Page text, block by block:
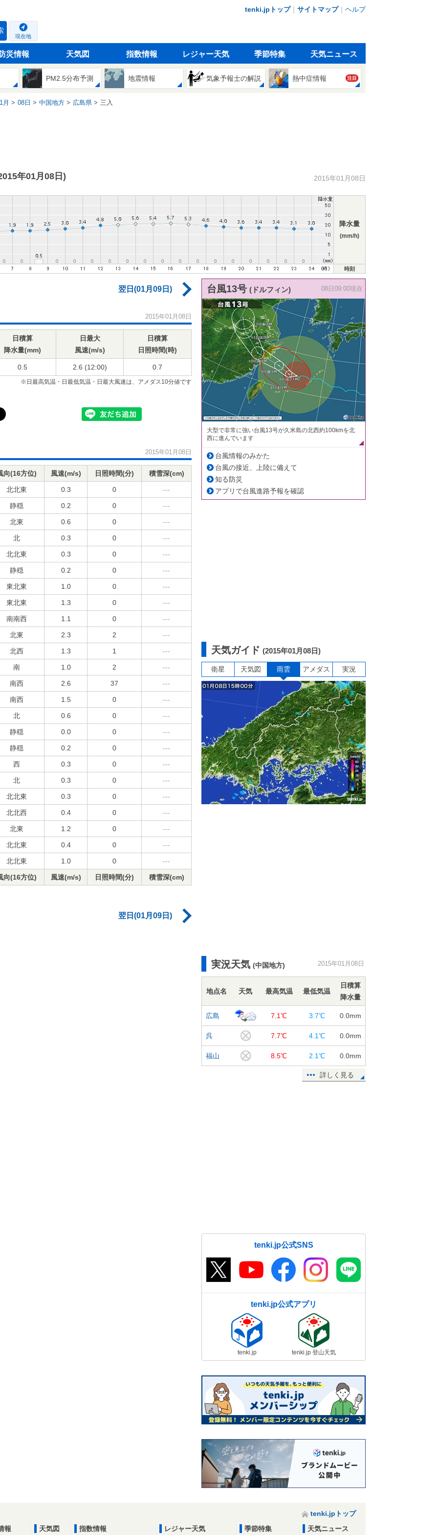
tenki.jpトップ｜ サイトマップ｜ ヘルプ
現在地
災情報 天気図 指数情報 レジャー天気 季節特集 天気ニュース
PM2.5分布予測 地震情報 気象予報士の解説 熱中症情報 注目
月 08日 中国地方 広島県 三入
年01月08日) 2015年01月08日
降水量
(mm/h)
時刻
翌日(01月09日)
2015年01月08日
日積算
降水量(mm)
日最大
風速(m/s)
日積算
日照時間(時)
0.5 2.6 (12:00) 0.7
※日最高気温・日最低気温・日最大風速は、アメダス10分値です
2015年01月08日
向(16方位) 風速(m/s) 日照時間(分) 積雪深(cm)
北北東 0.3 0 ---
静穏 0.2 0 ---
北東 0.6 0 ---
北 0.3 0 ---
北北東 0.3 0 ---
静穏 0.2 0 ---
東北東 1.0 0 ---
東北東 1.3 0 ---
南南西 1.1 0 ---
北東 2.3 2 ---
北西 1.3 1 ---
南 1.0 2 ---
南西 2.6 37 ---
南西 1.5 0 ---
北 0.6 0 ---
静穏 0.0 0 ---
静穏 0.2 0 ---
西 0.3 0 ---
北 0.3 0 ---
北北東 0.3 0 ---
北北西 0.4 0 ---
北東 1.2 0 ---
北北東 0.4 0 ---
北北東 1.0 0 ---
向(16方位) 風速(m/s) 日照時間(分) 積雪深(cm)
翌日(01月09日)
台風13号 (ドルフィン) 08日09:00現在
大型で非常に強い台風13号が久米島の北西約100kmを北
西に進んでいます
台風情報のみかた
台風の接近、上陸に備えて
知る防災
アプリで台風進路予報を確認
天気ガイド (2015年01月08日)
衛星 天気図 雨雲 アメダス 実況
実況天気 (中国地方) 2015年01月08日
地点名 天気 最高気温 最低気温
日積算
降水量
広島 7.1℃ 3.7℃ 0.0mm
呉 7.7℃ 4.1℃ 0.0mm
福山 8.5℃ 2.1℃ 0.0mm
詳しく見る
tenki.jp公式SNS
tenki.jp公式アプリ
tenki.jp tenki.jp 登山天気
tenki.jpトップ
報
天気図 指数情報 レジャー天気 季節特集 天気ニュース